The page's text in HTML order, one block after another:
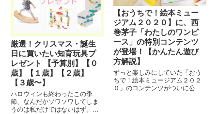
厳選！クリスマス・誕生
日に買いたい知育玩具プ
レゼント 【予算別】【０
歳】【１歳】【２歳】
【３歳〜】
ハロウィンも終わったこの季
節、なんだかソワソワしてしま
うのは私だけではないはず。お
【おうちで！絵本ミュー
ジアム２０２０】に、西
巻茅子「わたしのワンピ
ース」の特別コンテンツ
が登場！【かんたん遊び
方解説】
ずっと楽しみにしていた「おう
ちで！絵本ミュージアム２０２
０」のコンテンツがついに公開